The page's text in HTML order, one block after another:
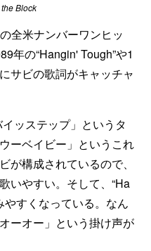
Block
全米ナンバーワンヒッ
年の“Hangin' Tough”や1
サビの歌詞がキャッチャ
ッステップ」というタ
ーベイビー」というこれ
が構成されているので、
いやすい。そして、“Ha
やすくなっている。なん
ーオー」という掛け声が